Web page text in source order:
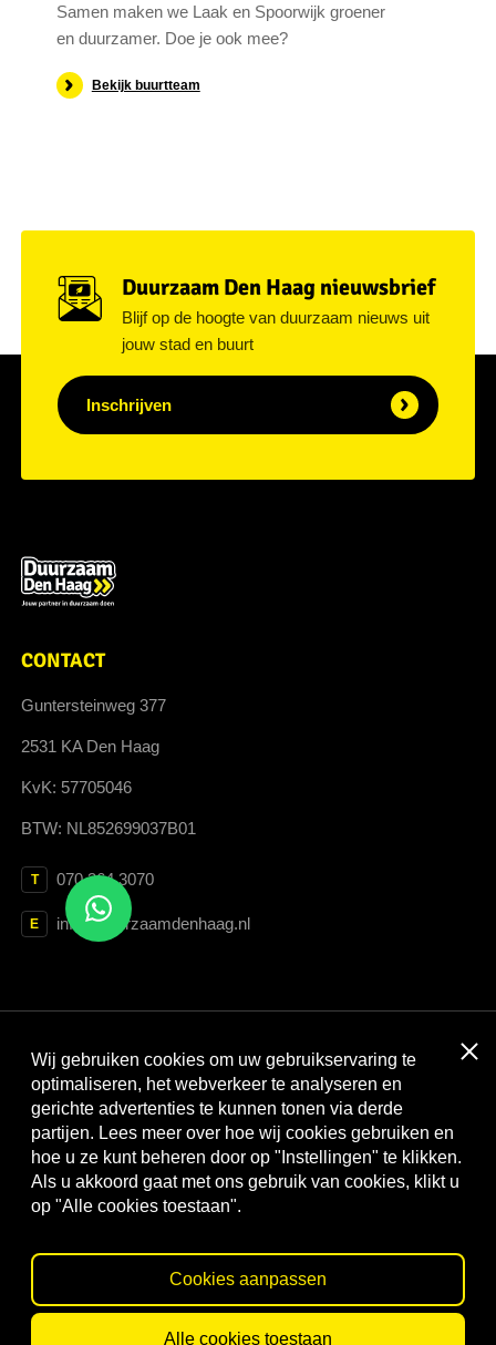
Samen maken we Laak en Spoorwijk groener
en duurzamer. Doe je ook mee?
Bekijk buurtteam
Duurzaam Den Haag nieuwsbrief
Blijf op de hoogte van duurzaam nieuws uit
jouw stad en buurt
Inschrijven
CONTACT
Guntersteinweg 377
2531 KA Den Haag
KvK: 57705046
BTW: NL852699037B01
T 070 364 3070
E info@duurzaamdenhaag.nl
Met dank aan:
© Duurzaam Den Haag Privacy statement Cookies
Wij gebruiken cookies om uw gebruikservaring te
optimaliseren, het webverkeer te analyseren en
gerichte advertenties te kunnen tonen via derde
partijen. Lees meer over hoe wij cookies gebruiken en
hoe u ze kunt beheren door op "Instellingen" te klikken.
Als u akkoord gaat met ons gebruik van cookies, klikt u
op "Alle cookies toestaan".
Cookies aanpassen
Alle cookies toestaan